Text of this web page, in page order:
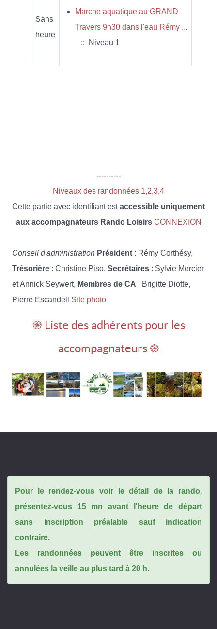
Sans
heure
Marche aquatique au GRAND
Travers 9h30 dans l'eau Rémy ...
:: Niveau 1
----------
Niveaux des randonnées 1,2,3,4
Cette partie avec identifiant estaccessible uniquement
aux accompagnateurs Rando Loisirs CONNEXION
Conseil d'administration Président : Rémy Corthésy,
Trésorière : Christine Piso, Secrétaires : Sylvie Mercier
et Annick Seywert, Membres de CA : Brigitte Diotte,
Pierre Escandell Site photo
֎ Liste des adhérents pour les
accompagnateurs ֎
Pour le rendez-vous voir le détail de la rando,
présentez-vous 15 mn avant l'heure de départ
sans inscription préalable sauf indication
contraire.
Les randonnées peuvent être inscrites ou
annulées la veille au plus tard à 20 h.